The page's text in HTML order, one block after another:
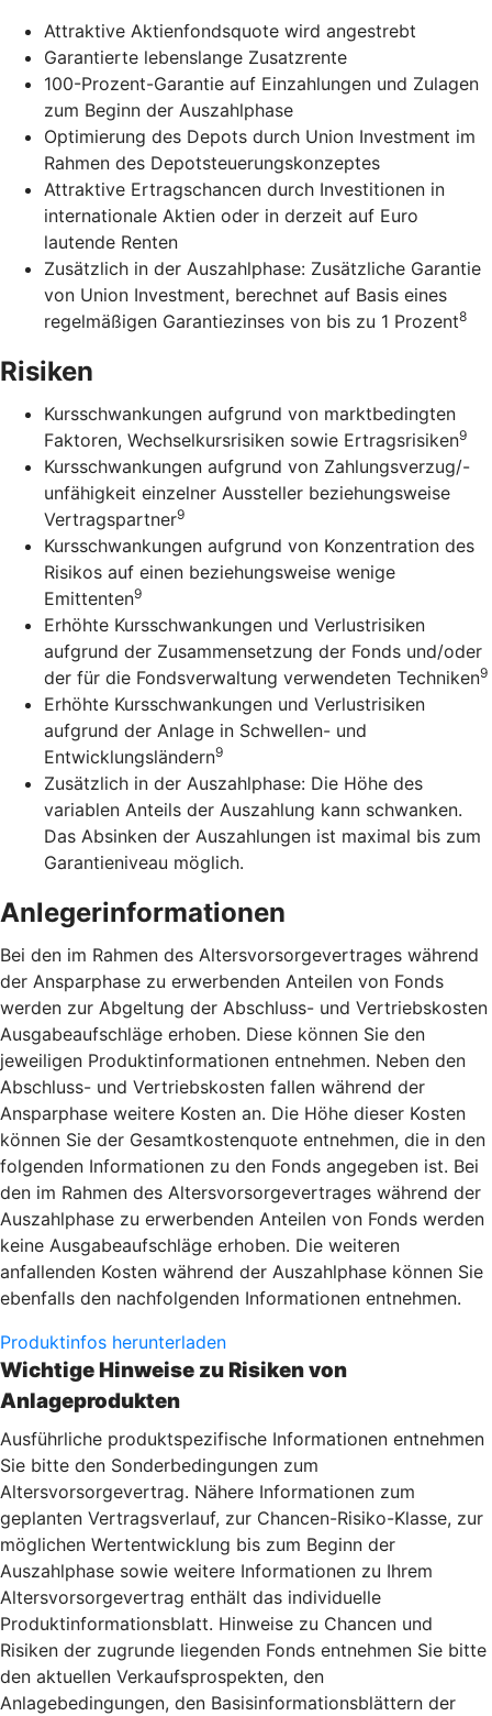
Attraktive Aktienfondsquote wird angestrebt
Garantierte lebenslange Zusatzrente
100-Prozent-Garantie auf Einzahlungen und Zulagen
zum Beginn der Auszahlphase
Optimierung des Depots durch Union Investment im
Rahmen des Depotsteuerungskonzeptes
Attraktive Ertragschancen durch Investitionen in
internationale Aktien oder in derzeit auf Euro
lautende Renten
Zusätzlich in der Auszahlphase: Zusätzliche Garantie
von Union Investment, berechnet auf Basis eines
regelmäßigen Garantiezinses von bis zu 1 Prozent8
Risiken
Kursschwankungen aufgrund von marktbedingten
Faktoren, Wechselkursrisiken sowie Ertragsrisiken9
Kursschwankungen aufgrund von Zahlungsverzug/-
unfähigkeit einzelner Aussteller beziehungsweise
Vertragspartner9
Kursschwankungen aufgrund von Konzentration des
Risikos auf einen beziehungsweise wenige
Emittenten9
Erhöhte Kursschwankungen und Verlustrisiken
aufgrund der Zusammensetzung der Fonds und/oder
der für die Fondsverwaltung verwendeten Techniken9
Erhöhte Kursschwankungen und Verlustrisiken
aufgrund der Anlage in Schwellen- und
Entwicklungsländern9
Zusätzlich in der Auszahlphase: Die Höhe des
variablen Anteils der Auszahlung kann schwanken.
Das Absinken der Auszahlungen ist maximal bis zum
Garantieniveau möglich.
Anlegerinformationen
Bei den im Rahmen des Altersvorsorgevertrages während
der Ansparphase zu erwerbenden Anteilen von Fonds
werden zur Abgeltung der Abschluss- und Vertriebskosten
Ausgabeaufschläge erhoben. Diese können Sie den
jeweiligen Produktinformationen entnehmen. Neben den
Abschluss- und Vertriebskosten fallen während der
Ansparphase weitere Kosten an. Die Höhe dieser Kosten
können Sie der Gesamtkostenquote entnehmen, die in den
folgenden Informationen zu den Fonds angegeben ist. Bei
den im Rahmen des Altersvorsorgevertrages während der
Auszahlphase zu erwerbenden Anteilen von Fonds werden
keine Ausgabeaufschläge erhoben. Die weiteren
anfallenden Kosten während der Auszahlphase können Sie
ebenfalls den nachfolgenden Informationen entnehmen.
Produktinfos herunterladen
Wichtige Hinweise zu Risiken von
Anlageprodukten
Ausführliche produktspezifische Informationen entnehmen
Sie bitte den Sonderbedingungen zum
Altersvorsorgevertrag. Nähere Informationen zum
geplanten Vertragsverlauf, zur Chancen-Risiko-Klasse, zur
möglichen Wertentwicklung bis zum Beginn der
Auszahlphase sowie weitere Informationen zu Ihrem
Altersvorsorgevertrag enthält das individuelle
Produktinformationsblatt. Hinweise zu Chancen und
Risiken der zugrunde liegenden Fonds entnehmen Sie bitte
den aktuellen Verkaufsprospekten, den
Anlagebedingungen, den Basisinformationsblättern der